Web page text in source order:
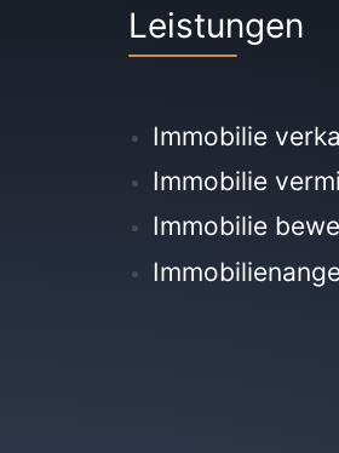
Leistungen
Immobilie
Immobilie
Immobilie